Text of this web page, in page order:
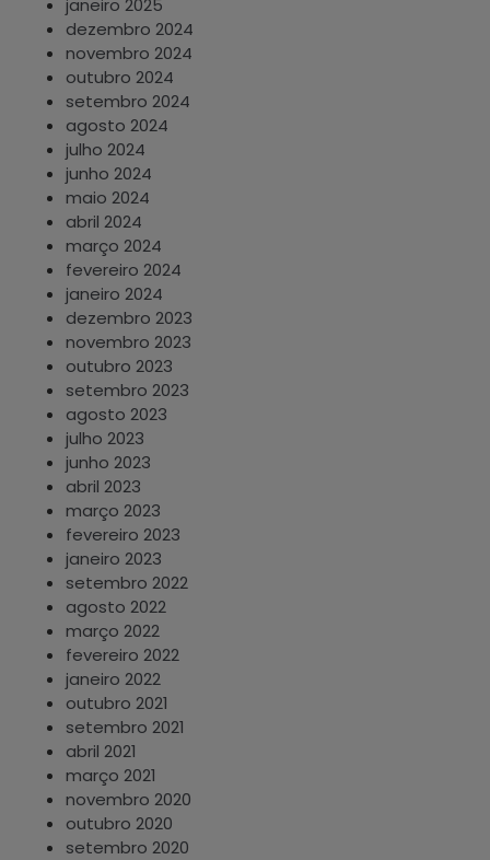
janeiro 2025
dezembro 2024
novembro 2024
outubro 2024
setembro 2024
agosto 2024
julho 2024
junho 2024
maio 2024
abril 2024
março 2024
fevereiro 2024
janeiro 2024
dezembro 2023
novembro 2023
outubro 2023
setembro 2023
agosto 2023
julho 2023
junho 2023
abril 2023
março 2023
fevereiro 2023
janeiro 2023
setembro 2022
agosto 2022
março 2022
fevereiro 2022
janeiro 2022
outubro 2021
setembro 2021
abril 2021
março 2021
novembro 2020
outubro 2020
setembro 2020